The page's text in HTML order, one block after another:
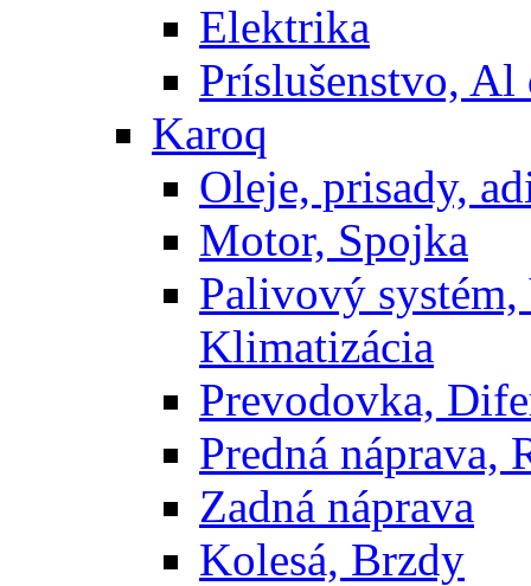
Elektrika
Príslušenstvo, Al
Karoq
Oleje, prisady,
Motor, Spojka
Palivový
Klimatizácia
Prevodovka,
Predná náprava,
Zadná náprava
Kolesá, Brzdy